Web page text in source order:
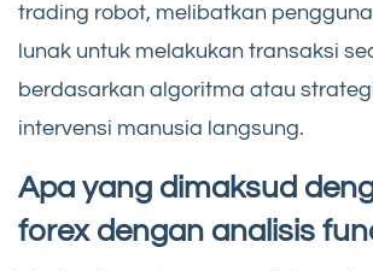
trading robot, melibatkan
lunak untuk melakukan transaksi
berdasarkan algoritma atau
intervensi manusia langsung.
Apa yang dimaksud
forex dengan analisis